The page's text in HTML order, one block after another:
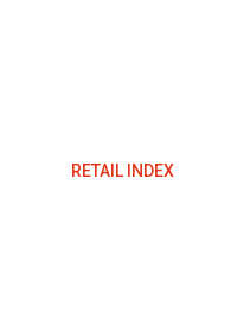
RETAIL INDEX